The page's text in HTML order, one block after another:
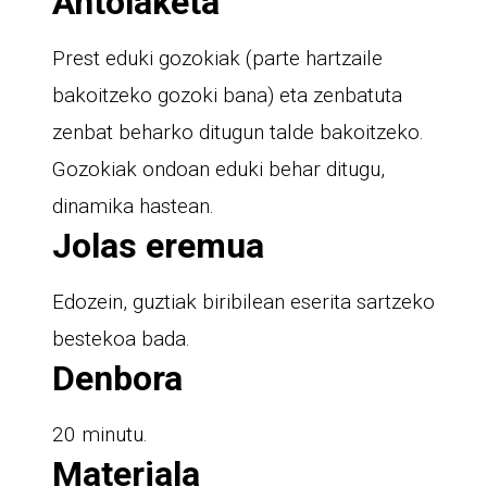
Prest eduki gozokiak (parte hartzaile
bakoitzeko gozoki bana) eta zenbatuta
zenbat beharko ditugun talde bakoitzeko.
Gozokiak ondoan eduki behar ditugu,
dinamika hastean.
Jolas eremua
Edozein, guztiak biribilean eserita sartzeko
bestekoa bada.
Denbora
20 minutu.
Materiala